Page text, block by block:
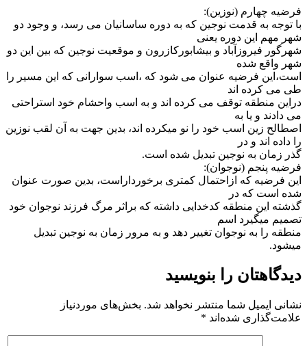
فرضیه چهارم (نوزین):
با توجه به قدمت نوجین که به دوره ساسانیان می رسد، و وجود دو
شهر مهم این دوره یعنی
شهرگور فیروزآباد و بیشابورکازرون و موقعیت نوجین که بین این دو
شهر واقع شده
است،این فرضیه عنوان می شود که ،اسب سوارانی که این مسیر را
طی می کرده اند
دراین منطقه توقف می کرده اند و به اسب واحشام خود استراحتی
می دادند و یا به
اصطالح زین اسب خود را نو میکرده اند، بدین جهت به آن لقب نوزین
را داده اند و در
گذر زمان به نوجین تبدیل شده است.
فرضیه پنجم (نوجوان):
این فرضیه که ازاحتمال کمتری برخورداراست، بدین صورت عنوان
شده است که در
گذشته این منطقه کدخدایی داشته که براثر مرگ فرزند نوجوان خود
تصمیم میگیرد اسم
منطقه را به نوجوان تغییر دهد و به مرور زمان به نوجین تبدیل
میشود.
دیدگاهتان را بنویسید
نشانی ایمیل شما منتشر نخواهد شد. بخش‌های موردنیاز
علامت‌گذاری شده‌اند *